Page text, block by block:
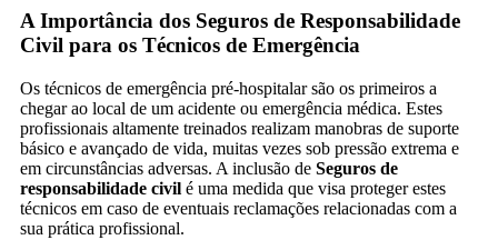
A Importância dos Seguros de Responsabilidade
Civil para os Técnicos de Emergência
Os técnicos de emergência pré-hospitalar são os primeiros a
chegar ao local de um acidente ou emergência médica. Estes
profissionais altamente treinados realizam manobras de suporte
básico e avançado de vida, muitas vezes sob pressão extrema e
em circunstâncias adversas. A inclusão de Seguros de
responsabilidade civil é uma medida que visa proteger estes
técnicos em caso de eventuais reclamações relacionadas com a
sua prática profissional.